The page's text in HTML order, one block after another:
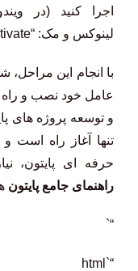
لینوکس و مک: “source myenv/bin/activate”).
با انجام این مراحل،
عامل خود نصب و راه
و توسعه پروژه های
تنها آغاز راه است
حرفه ای پایتون،
راهنمای جامع پایتون
“`
“`html